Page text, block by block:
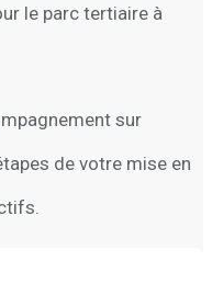
le parc tertiaire à
sur
de votre mise en